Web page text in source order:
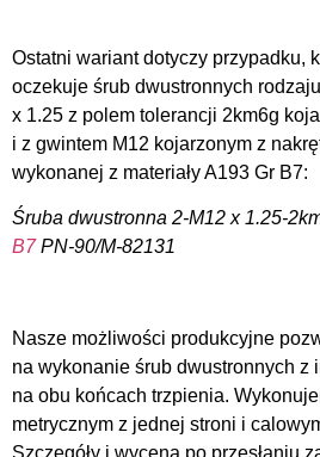
Ostatni wariant dotyczy przypadku,
oczekuje śrub dwustronnych
x 1.25 z polem tolerancji 2km6g
i z gwintem M12 kojarzonym z
wykonanej z materiały A193 Gr B7:
Śruba dwustronna 2-M12 x 1.25-
B7PN-90/M-82131
Nasze możliwości produkcyjne
na wykonanie śrub dwustronnych z
na obu końcach trzpienia.
metrycznym z jednej stroni i